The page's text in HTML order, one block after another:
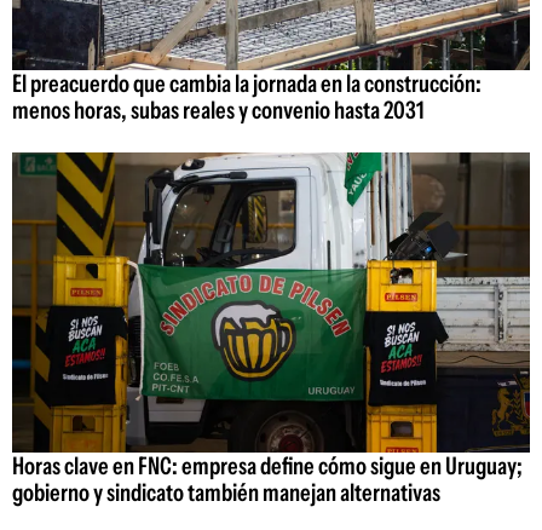
El preacuerdo que cambia la jornada en la construcción:
menos horas, subas reales y convenio hasta 2031
Horas clave en FNC: empresa define cómo sigue en Uruguay;
gobierno y sindicato también manejan alternativas